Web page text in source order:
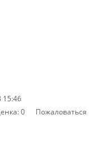
15:46
0 Пожаловаться